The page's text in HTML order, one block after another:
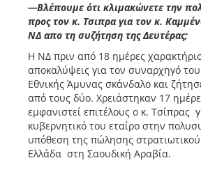
—Βλέπουμε ότι κλιμακώνετε την
προς τον κ. Τσιπρα για τον κ.
ΝΔ απο τη συζήτηση της Δευτέρας;
Η ΝΔ πριν από 18 ημέρες
αποκαλύψεις για τον συναρχηγό
Εθνικής Άμυνας σκάνδαλο και
από τους δύο. Χρειάστηκαν 17
εμφανιστεί επιτέλους ο κ. Τσίπρας
κυβερνητικό του εταίρο στην
υπόθεση της πώλησης
Ελλάδα στη Σαουδική Αραβία.